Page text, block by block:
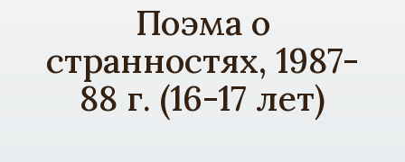
Поэма о
странностях, 1987-
88 г. (16-17 лет)